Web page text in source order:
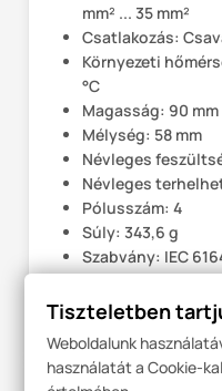
mm² ... 35 mm²
Csatlakozás:
Környezeti
°C
Magasság: 90 mm
Mélység: 58 mm
Névleges
Névleges
Pólusszám: 4
Súly: 343,6 g
Szabvány: IEC
Szélesség: 71 mm
Szerelés:
Tiszteletben
Weboldalunk
használatát a Cookie-